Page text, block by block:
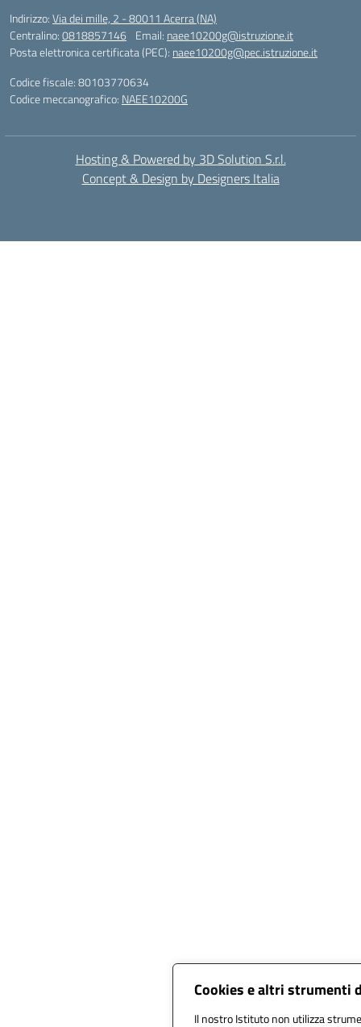
Cookies e altri strumenti
Il nostro Istituto non utilizza
Indirizzo:Via dei mille, 2 - 80011 Acerra (NA)
Centralino:0818857146 Email: naee10200g@istruzione.it
Posta elettronica certificata (PEC): naee10200g@pec.istruzione.it
Codice fiscale: 80103770634
Codice meccanografico: NAEE10200G
Hosting & Powered by 3D Solution S.r.l.
Concept & Design by Designers Italia